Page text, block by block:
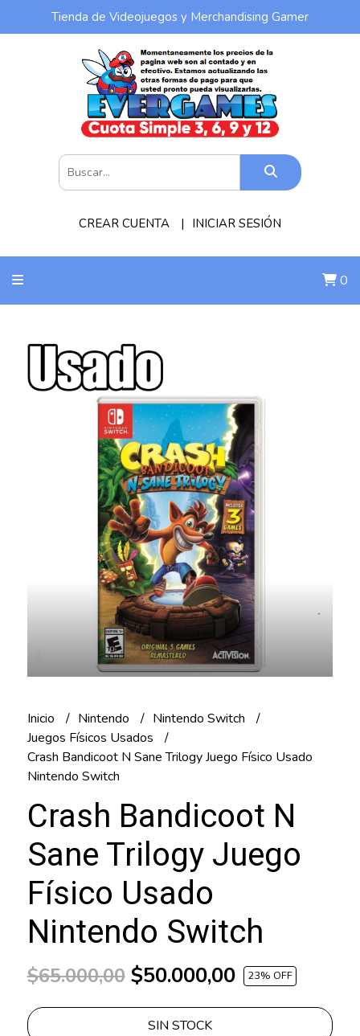
Tienda de Videojuegos y Merchandising Gamer
CREAR CUENTA INICIAR SESIÓN
0
Inicio Nintendo
Nintendo Switch
Juegos Físicos Usados
Crash Bandicoot N Sane Trilogy Juego Físico Usado
Nintendo Switch
Crash Bandicoot N
Sane Trilogy Juego
Físico Usado
Nintendo Switch
$65.000,00$50.000,00 23% OFF
SIN STOCK